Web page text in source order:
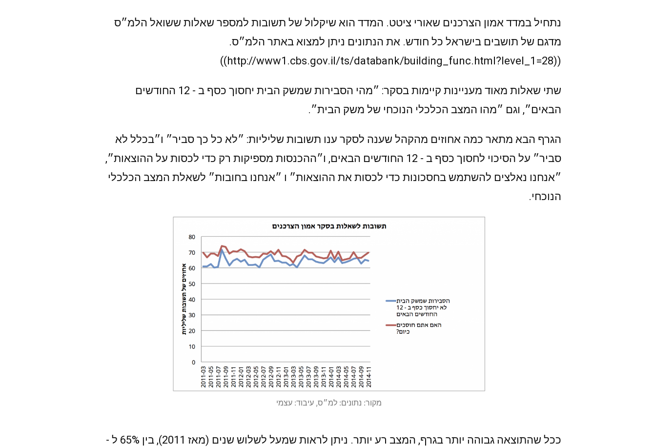
נתחיל במדד אמון הצרכנים שאורי ציטט. המדד הוא שיקלול של תשובות למספר שאלות ששואל הלמ״ס
מדגם של תושבים בישראל כל חודש. את הנתונים ניתן למצוא באתר הלמ״ס.
((http://www1.cbs.gov.il/ts/databank/building_func.html?level_1=28))
שתי שאלות מאוד מעניינות קיימות בסקר: ״מהי הסבירות שמשק הבית יחסוך כסף ב - 12 החודשים
הבאים״, וגם ״מהו המצב הכלכלי הנוכחי של משק הבית״.
הגרף הבא מתאר כמה אחוזים מהקהל שענה לסקר ענו תשובות שליליות: ״לא כל כך סביר״ ו״בכלל לא
סביר״ על הסיכוי לחסוך כסף ב - 12 החודשים הבאים, ו״ההכנסות מספיקות רק כדי לכסות על ההוצאות״,
״אנחנו נאלצים להשתמש בחסכונות כדי לכסות את ההוצאות״ ו ״אנחנו בחובות״ לשאלת המצב הכלכלי
הנוכחי.
מקור: נתונים: למ״ס, עיבוד: עצמי
ככל שהתוצאה גבוהה יותר בגרף, המצב רע יותר. ניתן לראות שמעל לשלוש שנים (מאז 2011), בין 65% ל -